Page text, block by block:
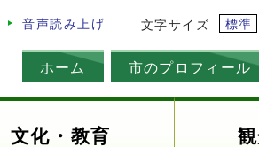
音声読み上げ 文字サイズ 標準
ホーム 市のプロフィール
文化・教育